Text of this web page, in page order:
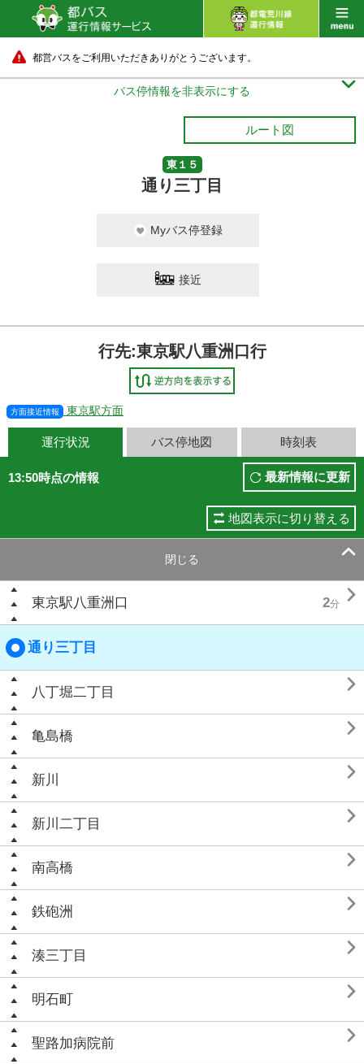
都営バスをご利用いただきありがとうございます。
バス停情報を非表示にする 
ルート図
東１５
通り三丁目
Myバス停登録
接近
行先:東京駅八重洲口行
方面接近情報 東京駅方面
運行状況 バス停地図 時刻表
13:50時点の情報 最新情報に更新
地図表示に切り替える
閉じる 
東京駅八重洲口 2分 
通り三丁目
八丁堀二丁目 
亀島橋 
新川 
新川二丁目 
南高橋 
鉄砲洲 
湊三丁目 
明石町 
聖路加病院前 